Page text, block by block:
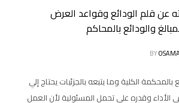
عن قلم الودائع وقواعد العرض
والودائع بالمحاكم
BY
بالمحكمة الكلية وما يتبعه بالجزئيات يحتاج إلي
الأداء وقدره علي تحمل المسئولية لأن العمل